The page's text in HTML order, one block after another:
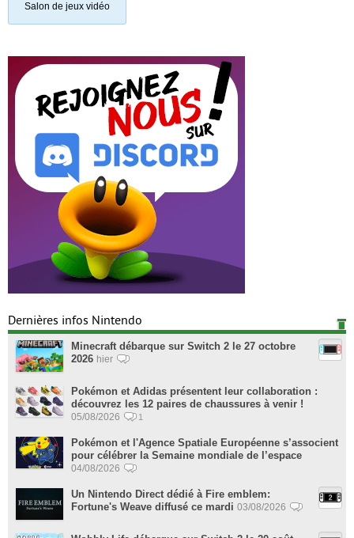
Salon de jeux vidéo
Dernières infos Nintendo
Minecraft débarque sur Switch 2 le 27 octobre
2026 hier
Pokémon et Adidas présentent leur collaboration :
découvrez les 12 paires de chaussures à venir !
05/08/2026 1
Pokémon et l'Agence Spatiale Européenne s’associent
pour célébrer la Semaine mondiale de l’espace
04/08/2026
Un Nintendo Direct dédié à Fire emblem:
Fortune's Weave diffusé ce mardi 03/08/2026